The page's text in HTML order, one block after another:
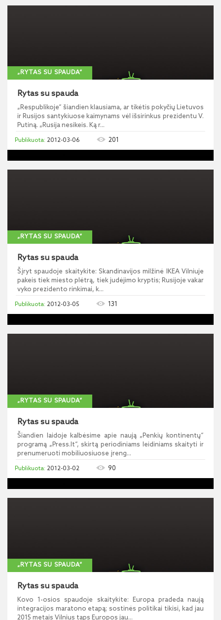
„RYTAS SU SPAUDA“
Rytas su spauda
„Respublikoje“ šiandien klausiama, ar tikėtis pokyčių Lietuvos
ir Rusijos santykiuose kaimynams vėl išsirinkus prezidentu V.
Putiną. „Rusija nesikeis. Ką r...
2012-03-06 201
„RYTAS SU SPAUDA“
Rytas su spauda
Šįryt spaudoje skaitykite: Skandinavijos milžinė IKEA Vilniuje
pakeis tiek miesto plėtrą, tiek judėjimo kryptis; Rusijoje vakar
vyko prezidento rinkimai, k...
2012-03-05 131
„RYTAS SU SPAUDA“
Rytas su spauda
Šiandien laidoje kalbėsime apie naują „Penkių kontinentų“
programą „Press.lt“, skirtą periodiniams leidiniams skaityti ir
prenumeruoti mobiliuosiuose įreng...
2012-03-02 90
„RYTAS SU SPAUDA“
Rytas su spauda
Kovo 1-osios spaudoje skaitykite: Europa pradeda naują
integracijos maratono etapą; sostinės politikai tikisi, kad jau
2015 metais Vilnius taps Europos jau...